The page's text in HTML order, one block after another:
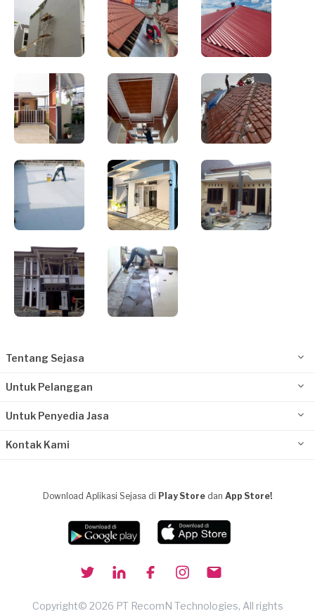
Tentang Sejasa
Untuk Pelanggan
Untuk Penyedia Jasa
Kontak Kami
Download Aplikasi Sejasa di Play Store dan App Store!
Copyright© 2026 PT RecomN Technologies, All rights